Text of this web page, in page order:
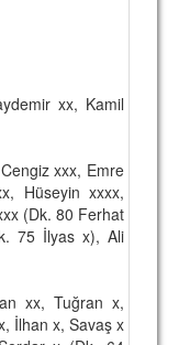
xx, Kamil
xxx, Emre
Hüseyin xxxx,
(Dk. 80 Ferhat
75 İlyas x), Ali
xx, Tuğran x,
İlhan x, Savaş x